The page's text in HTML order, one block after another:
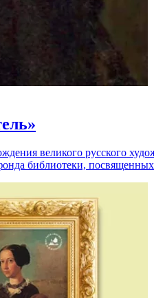
великого русского
библиотеки,